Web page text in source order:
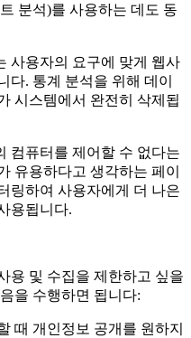
분석)를 사용하는 데도 동
사용자의 요구에 맞게 웹사
다. 통계 분석을 위해 데이
시스템에서 완전히 삭제됩
컴퓨터를 제어할 수 없다는
유용하다고 생각하는 페이
링하여 사용자에게 더 나은
용됩니다.
용 및 수집을 제한하고 싶을
을 수행하면 됩니다:
때 개인정보 공개를 원하지